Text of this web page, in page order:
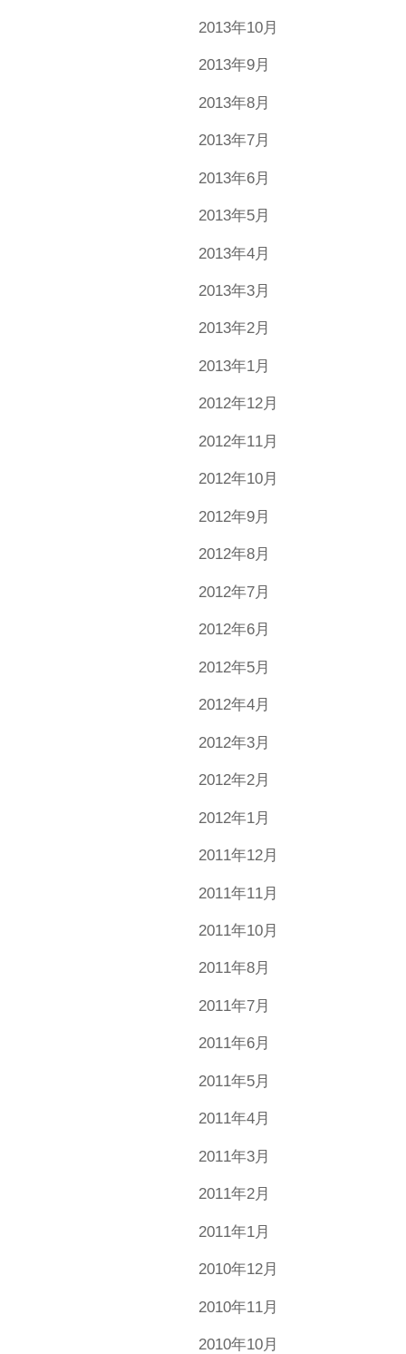
2013年10月
2013年9月
2013年8月
2013年7月
2013年6月
2013年5月
2013年4月
2013年3月
2013年2月
2013年1月
2012年12月
2012年11月
2012年10月
2012年9月
2012年8月
2012年7月
2012年6月
2012年5月
2012年4月
2012年3月
2012年2月
2012年1月
2011年12月
2011年11月
2011年10月
2011年8月
2011年7月
2011年6月
2011年5月
2011年4月
2011年3月
2011年2月
2011年1月
2010年12月
2010年11月
2010年10月